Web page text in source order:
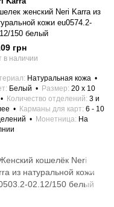
женский Neri Karra из
кожи eu0574.2-
150 белый
грн
в наличии
Натуральная кожа
Белый Размер 20 x 10
Количество отделений 3 и
Карманы для карт 6 - 10
Монетница На